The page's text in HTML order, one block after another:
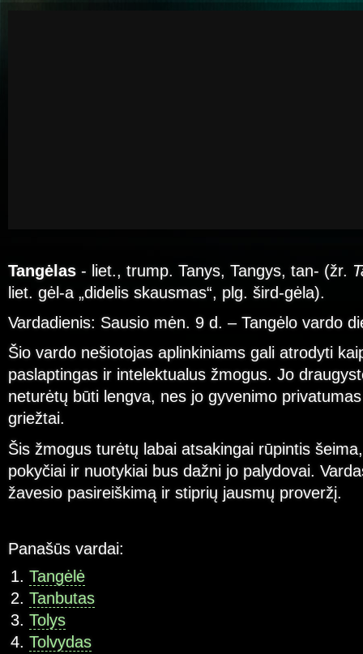
Tangėlas - liet., trump. Tanys, Tangys, tan- (žr.
liet. gėl-a „didelis skausmas“, plg. šird-gėla).
Vardadienis: Sausio mėn. 9 d. – Tangėlo vardo
Šio vardo nešiotojas aplinkiniams gali atrodyti
paslaptingas ir intelektualus žmogus. Jo
neturėtų būti lengva, nes jo gyvenimo
griežtai.
Šis žmogus turėtų labai atsakingai rūpintis
pokyčiai ir nuotykiai bus dažni jo palydovai.
žavesio pasireiškimą ir stiprių jausmų proveržį.
Panašūs vardai:
Tangėlė
Tanbutas
Tolys
Tolvydas